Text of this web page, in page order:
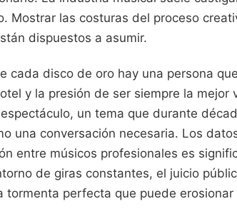
Mostrar las costuras del proceso
dispuestos a asumir.
cada disco de oro hay una persona
y la presión de ser siempre la mejor
un tema que durante
una conversación necesaria. Los
entre músicos profesionales es
de giras constantes, el juicio
tormenta perfecta que puede